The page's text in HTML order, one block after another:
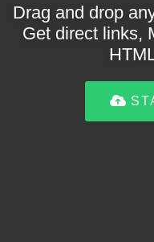
Drag and drop
Get direct links,